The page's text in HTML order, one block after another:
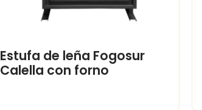
Estufa de leña Fogosur
Calella con forno